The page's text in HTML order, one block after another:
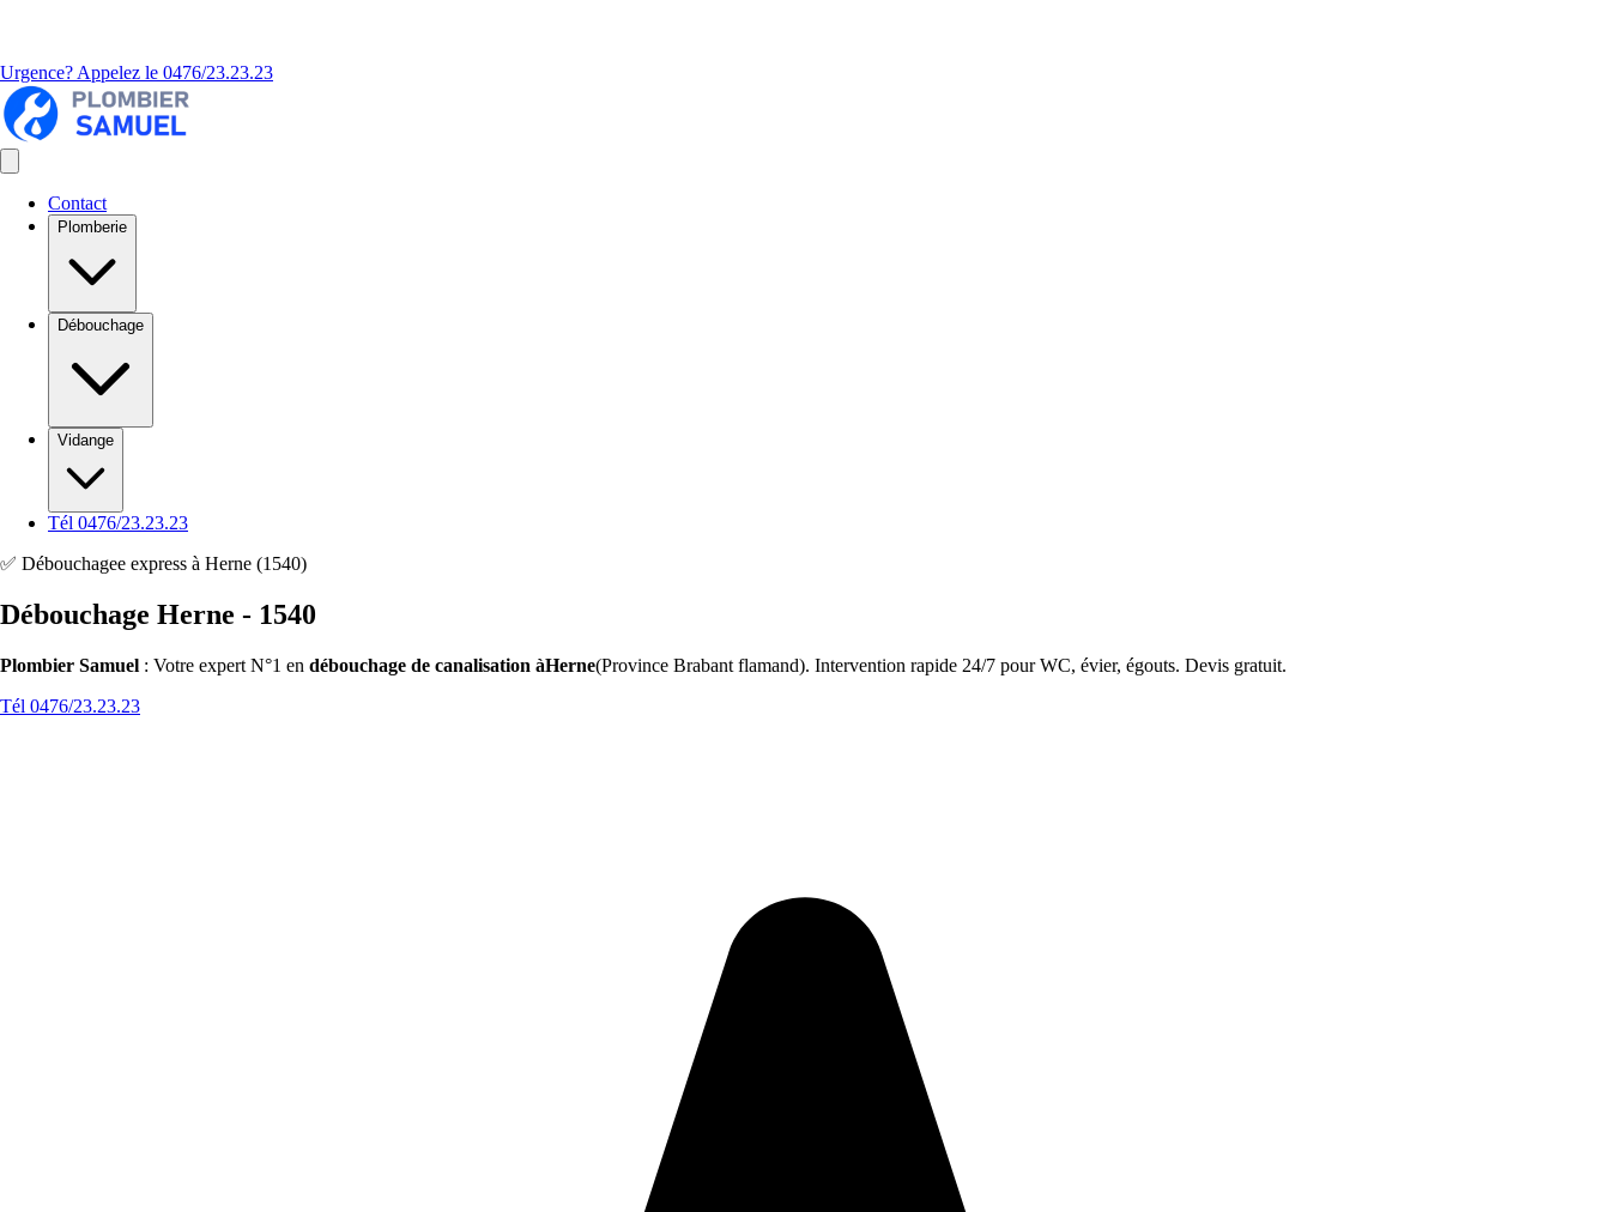
Urgence? Appelez le 0476/23.23.23
Contact
Plomberie
Débouchage
Vidange
Tél 0476/23.23.23
✅ Débouchagee express à Herne (1540)
Débouchage Herne - 1540
Plombier Samuel : Votre expert N°1 en débouchage de canalisation àHerne(Province Brabant flamand). Intervention rapide 24/7 pour WC, évier, égouts. Devis gratuit.
Tél 0476/23.23.23